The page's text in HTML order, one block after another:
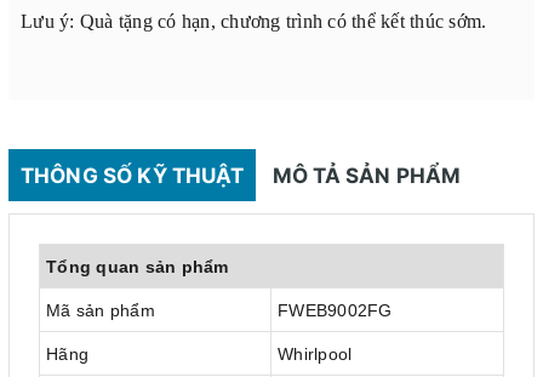
Lưu ý: Quà tặng có hạn, chương trình có thể kết thúc sớm.
THÔNG SỐ KỸ THUẬT MÔ TẢ SẢN PHẨM
Tổng quan sản phẩm
Mã sản phẩm FWEB9002FG
Hãng Whirlpool